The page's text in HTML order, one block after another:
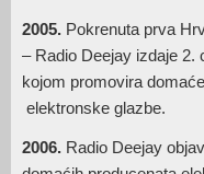
2005. Pokrenuta prva
– Radio Deejay izdaje 2.
kojom
elektronske glazbe.
2006. Radio Deejay